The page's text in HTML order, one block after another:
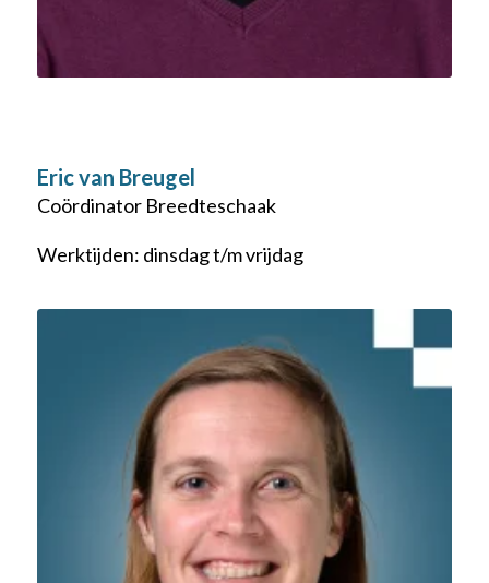
Eric van Breugel
Coördinator Breedteschaak
Werktijden: dinsdag t/m vrijdag